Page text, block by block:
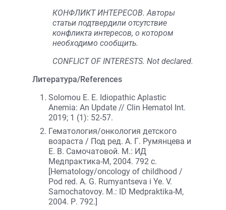
КОНФЛИКТ ИНТЕРЕСОВ. Авторы
статьи подтвердили отсутствие
конфликта интересов, о котором
необходимо сообщить.
CONFLICT OF INTERESTS. Not declared.
Литература/References
Solomou E. E. Idiopathic Aplastic
Anemia: An Update // Clin Hematol Int.
2019; 1 (1): 52-57.
Гематология/онкология детского
возраста / Под ред. А. Г. Румянцева и
Е. В. Самочатовой. М.: ИД
Медпрактика-М, 2004. 792 с.
[Hematology/oncology of childhood /
Pod red. A. G. Rumyantseva i Ye. V.
Samochatovoy. M.: ID Medpraktika-M,
2004. Р. 792.]